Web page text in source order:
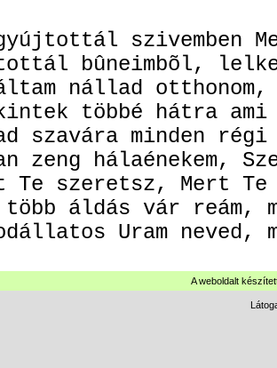
bûneimbõl,
nállad
többé
szavára
zeng hálaénekem,
Te szeretsz,
több áldás vár reám,
Uram neved,
A weboldalt